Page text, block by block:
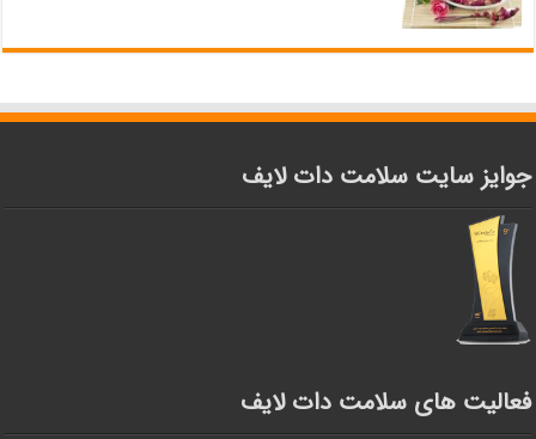
جوایز سایت سلامت دات لایف
فعالیت های سلامت دات لایف